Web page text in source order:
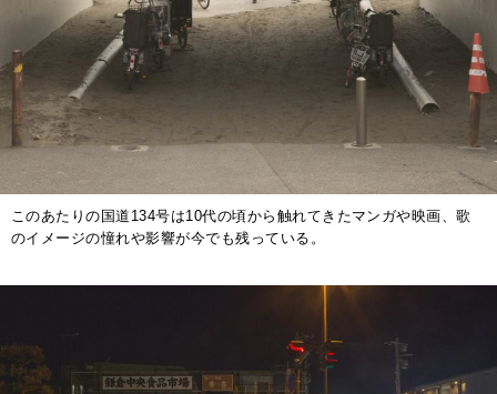
このあたりの国道134号は10代の頃から触れてきたマンガや映画、歌
のイメージの憧れや影響が今でも残っている。